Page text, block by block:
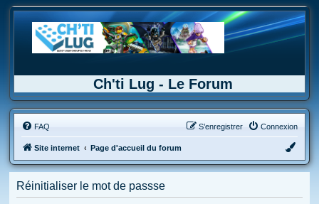
Ch'ti Lug - Le Forum
FAQ Connexion
S’enregistrer
Site internet Page d'accueil du forum
Réinitialiser le mot de passse